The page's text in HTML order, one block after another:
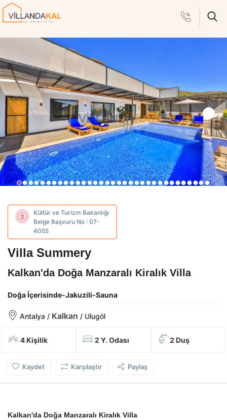
Kültür ve Turizm Bakanlığı
Belge Başvuru No : 07-
4055
Villa Summery
Kalkan'da Doğa Manzaralı Kiralık Villa
Doğa İçerisinde-Jakuzili-Sauna
Antalya / Kalkan / Ulugöl
4 Kişilik 2 Y. Odası 2 Duş
Kaydet Karşılaştır Paylaş
Kalkan'da Doğa Manzaralı Kiralık Villa